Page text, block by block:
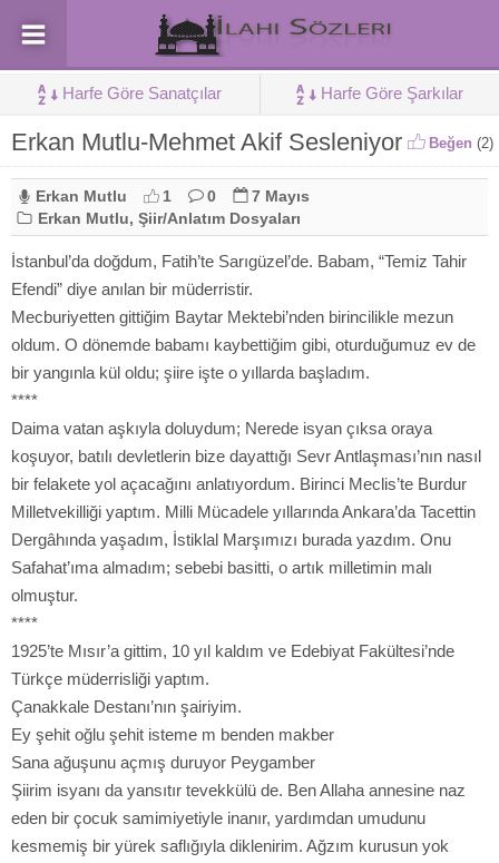
Harfe Göre Sanatçılar Harfe Göre Şarkılar
Erkan Mutlu-Mehmet Akif Sesleniyor Beğen (2)
Erkan Mutlu 1 0
7 Mayıs
Erkan Mutlu, Şiir/Anlatım Dosyaları
İstanbul’da doğdum, Fatih’te Sarıgüzel’de. Babam, “Temiz Tahir
Efendi” diye anılan bir müderristir.
Mecburiyetten gittiğim Baytar Mektebi’nden birincilikle mezun
oldum. O dönemde babamı kaybettiğim gibi, oturduğumuz ev de
bir yangınla kül oldu; şiire işte o yıllarda başladım.
****
Daima vatan aşkıyla doluydum; Nerede isyan çıksa oraya
koşuyor, batılı devletlerin bize dayattığı Sevr Antlaşması’nın nasıl
bir felakete yol açacağını anlatıyordum. Birinci Meclis’te Burdur
Milletvekilliği yaptım. Milli Mücadele yıllarında Ankara’da Tacettin
Dergâhında yaşadım, İstiklal Marşımızı burada yazdım. Onu
Safahat’ıma almadım; sebebi basitti, o artık milletimin malı
olmuştur.
****
1925’te Mısır’a gittim, 10 yıl kaldım ve Edebiyat Fakültesi’nde
Türkçe müderrisliği yaptım.
Çanakkale Destanı’nın şairiyim.
Ey şehit oğlu şehit isteme m benden makber
Sana ağuşunu açmış duruyor Peygamber
Şiirim isyanı da yansıtır tevekkülü de. Ben Allaha annesine naz
eden bir çocuk samimiyetiyle inanır, yardımdan umudunu
kesmemiş bir yürek saflığıyla diklenirim. Ağzım kurusun yok